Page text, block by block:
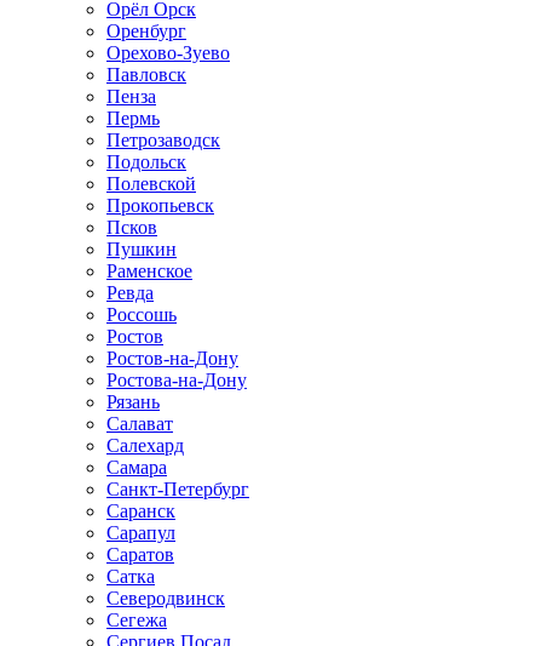
Орёл Орск
Оренбург
Орехово-Зуево
Павловск
Пенза
Пермь
Петрозаводск
Подольск
Полевской
Прокопьевск
Псков
Пушкин
Раменское
Ревда
Россошь
Ростов
Ростов-на-Дону
Ростова-на-Дону
Рязань
Салават
Салехард
Самара
Санкт-Петербург
Саранск
Сарапул
Саратов
Сатка
Северодвинск
Сегежа
Сергиев Посад